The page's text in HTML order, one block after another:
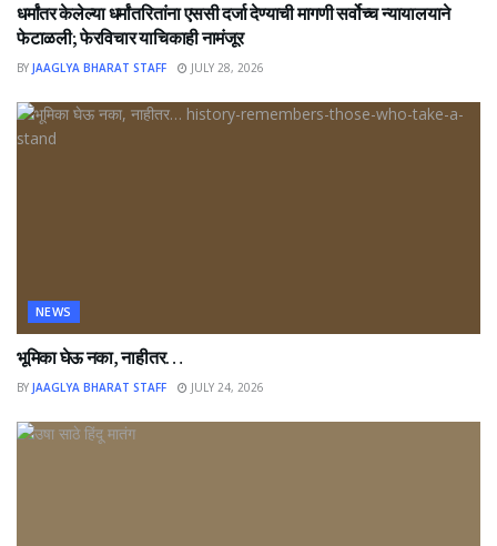
धर्मांतर केलेल्या धर्मांतरितांना एससी दर्जा देण्याची मागणी सर्वोच्च न्यायालयाने
फेटाळली; फेरविचार याचिकाही नामंजूर
BY JAAGLYA BHARAT STAFF JULY 28, 2026
NEWS
भूमिका घेऊ नका, नाहीतर…
BY JAAGLYA BHARAT STAFF JULY 24, 2026